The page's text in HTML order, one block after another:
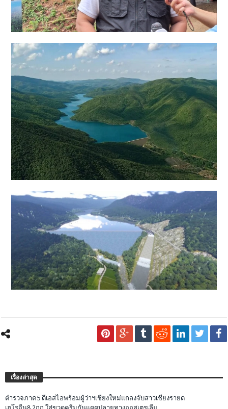
เรื่องล่าสุด
ตำรวจภาค5 ดีเอสไอพร้อมผู้ว่าฯเชียงใหม่แถลงจับสาวเชียงรายด